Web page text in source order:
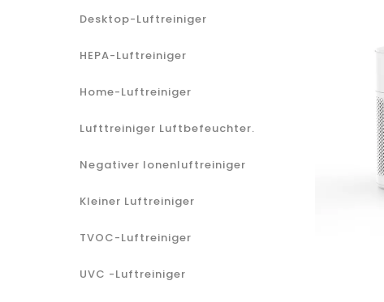
Desktop-Luftreiniger
HEPA-Luftreiniger
Home-Luftreiniger
Lufttreiniger Luftbefeuchter.
Negativer Ionenluftreiniger
Kleiner Luftreiniger
TVOC-Luftreiniger
UVC -Luftreiniger